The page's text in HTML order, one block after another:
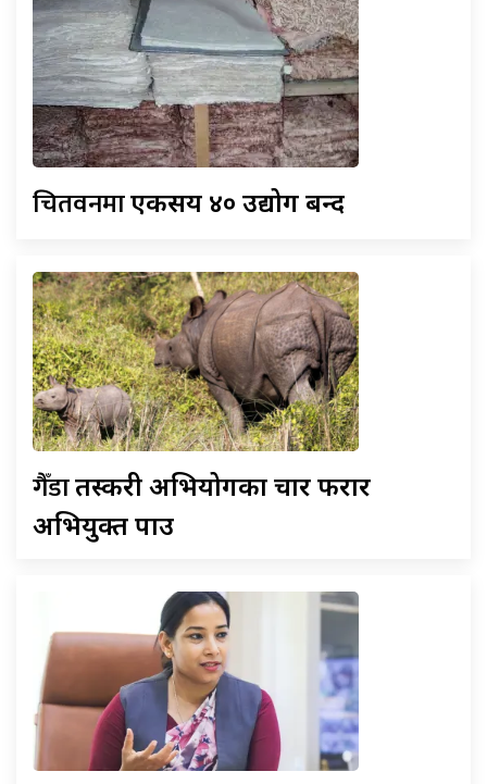
चितवनमाएकसय ४० उद्योग बन्द
गैँडातस्करी अभियोगका चार फरार
अभियुक्त पक्राउ